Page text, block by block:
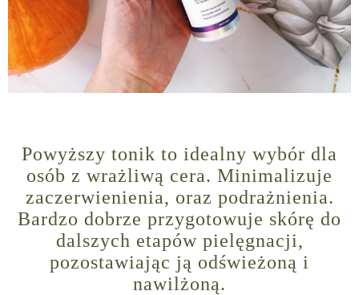
Powyższy tonik to idealny wybór dla
osób z wrażliwą cera. Minimalizuje
zaczerwienienia, oraz podrażnienia.
Bardzo dobrze przygotowuje skórę do
dalszych etapów pielęgnacji,
pozostawiając ją odświeżoną i
nawilżoną.